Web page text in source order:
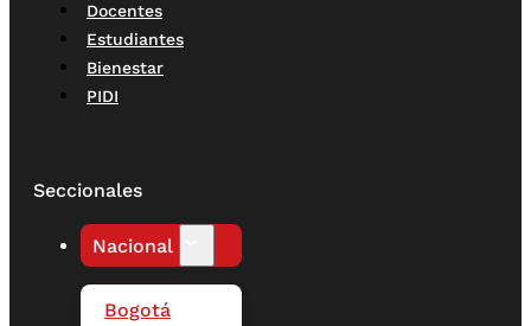
Docentes
Estudiantes
Bienestar
PIDI
Seccionales
Nacional
Bogotá